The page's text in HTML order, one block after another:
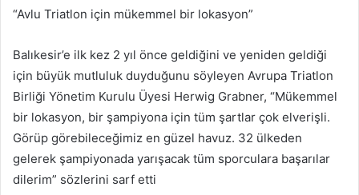
“Avlu Triatlon için mükemmel bir lokasyon”
Balıkesir’e ilk kez 2 yıl önce geldiğini ve yeniden geldiği
için büyük mutluluk duyduğunu söyleyen Avrupa Triatlon
Birliği Yönetim Kurulu Üyesi Herwig Grabner, “Mükemmel
bir lokasyon, bir şampiyona için tüm şartlar çok elverişli.
Görüp görebileceğimiz en güzel havuz. 32 ülkeden
gelerek şampiyonada yarışacak tüm sporculara başarılar
dilerim” sözlerini sarf etti